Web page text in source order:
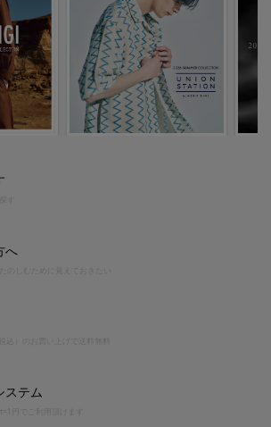
す
へ
込）のお買い上げで送料無料
ステム
円でご利用頂けます